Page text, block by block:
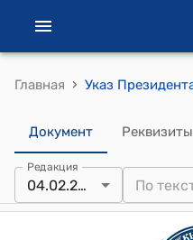
Главная ›
Документ Реквизиты
Редакция
04.02.2020